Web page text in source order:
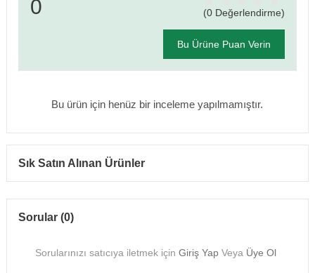
0 (0 Değerlendirme)
Bu Ürüne Puan Verin
Bu ürün için henüz bir inceleme yapılmamıştır.
Sık Satın Alınan Ürünler
Sorular (0)
Sorularınızı satıcıya iletmek içinGiriş Yap Veya Üye Ol